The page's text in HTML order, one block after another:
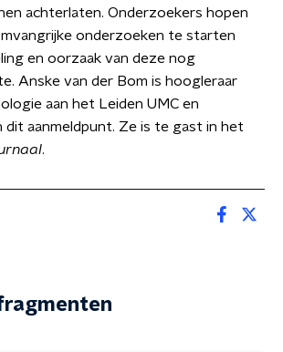
achterlaten. Onderzoekers hopen
onderzoeken te starten
en oorzaak van deze nog
Anske van der Bom is hoogleraar
aan het Leiden UMC en
dit aanmeldpunt. Ze is te gast in het
.